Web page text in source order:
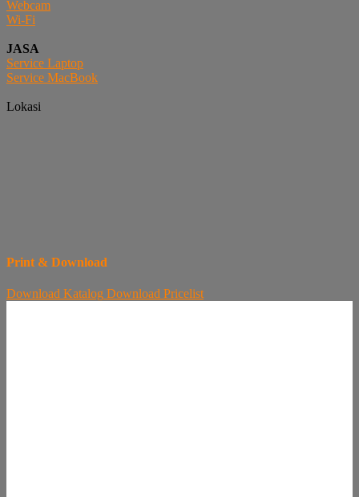
Webcam
Wi-Fi
JASA
Service Laptop
Service MacBook
Lokasi
Print & Download
Download Katalog Download Pricelist